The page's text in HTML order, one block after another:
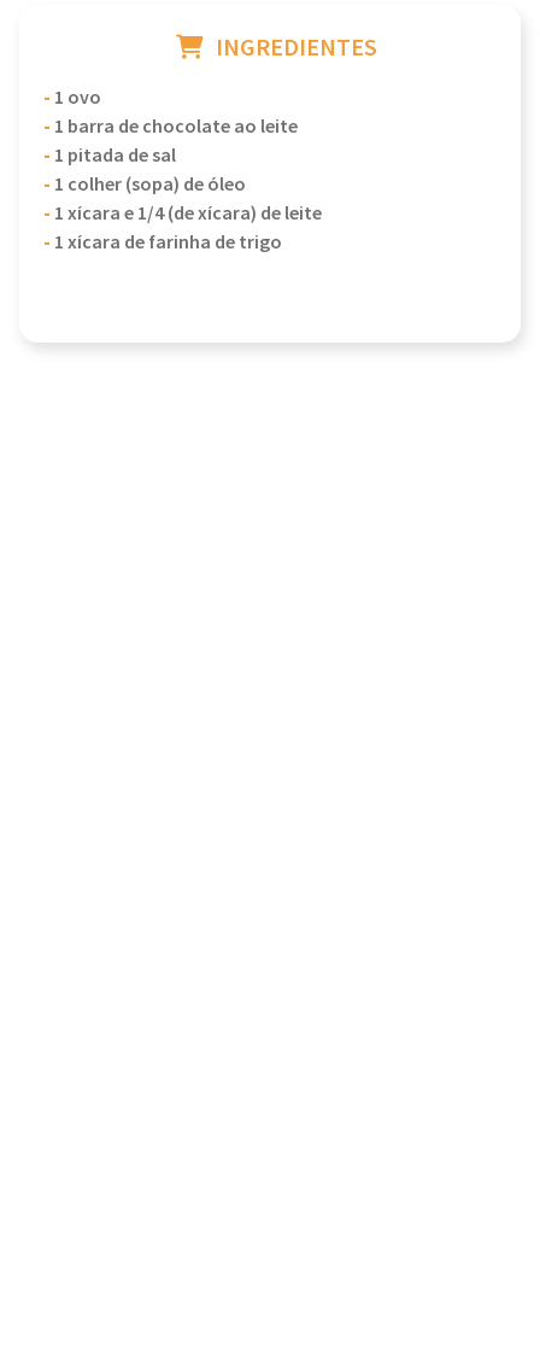
INGREDIENTES
- 1 ovo
- 1 barra de chocolate ao leite
- 1 pitada de sal
- 1 colher (sopa) de óleo
- 1 xícara e 1/4 (de xícara) de leite
- 1 xícara de farinha de trigo